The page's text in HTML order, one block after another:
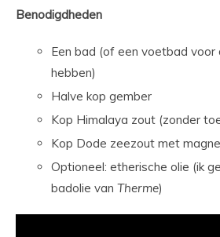
Benodigdheden
Een bad (of een voetbad voor
hebben)
Halve kop gember
Kop Himalaya zout (zonder
Kop Dode zeezout met
Optioneel: etherische olie (ik
badolie van Therme)